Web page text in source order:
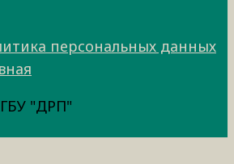
персональных данных
"ДРП"